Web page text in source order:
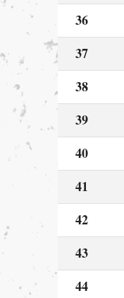
36
37
38
39
40
41
42
43
44